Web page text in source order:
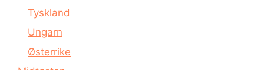
Tyskland
Ungarn
Østerrike